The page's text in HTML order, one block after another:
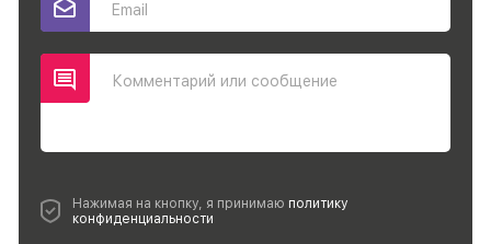
Email
Комментарий или сообщение
Нажимая на кнопку, я принимаю политику
конфиденциальности